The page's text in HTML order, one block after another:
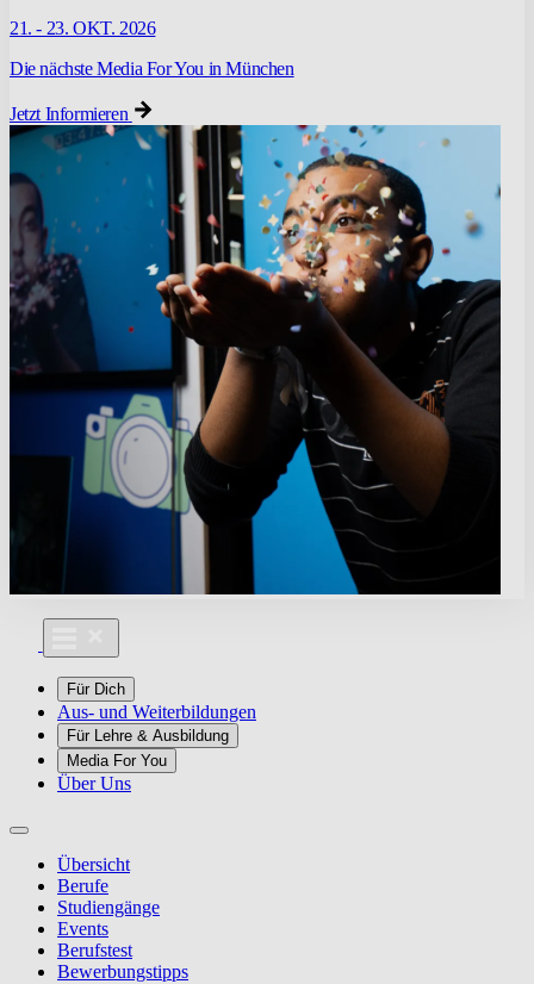
21. - 23. OKT. 2026
Die nächste Media For You in München
Jetzt Informieren
Für Dich
Aus- und Weiterbildungen
Für Lehre & Ausbildung
Media For You
Über Uns
Übersicht
Berufe
Studiengänge
Events
Berufstest
Bewerbungstipps